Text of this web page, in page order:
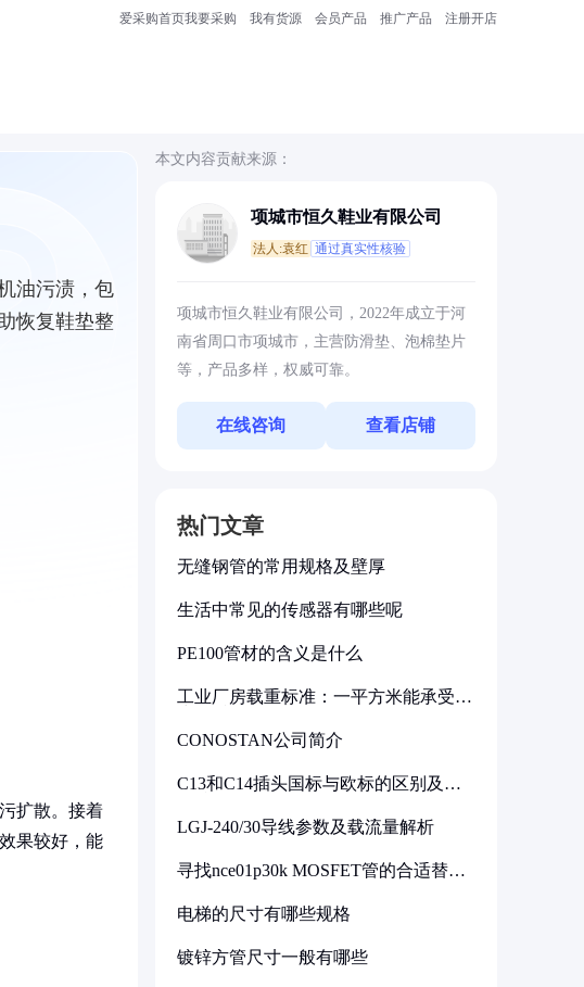
爱采购首页我要采购 我有货源 会员产品 推广产品 注册开店
油污渍，包
恢复鞋垫整
扩散。接着
果较好，能
本文内容贡献来源：
项城市恒久鞋业有限公司
法人:袁红 通过真实性核验
项城市恒久鞋业有限公司，2022年成立于河
南省周口市项城市，主营防滑垫、泡棉垫片
等，产品多样，权威可靠。
在线咨询 查看店铺
热门文章
无缝钢管的常用规格及壁厚
生活中常见的传感器有哪些呢
PE100管材的含义是什么
工业厂房载重标准：一平方米能承受多
CONOSTAN公司简介
C13和C14插头国标与欧标的区别及其
LGJ-240/30导线参数及载流量解析
寻找nce01p30k MOSFET管的合适替代
电梯的尺寸有哪些规格
镀锌方管尺寸一般有哪些